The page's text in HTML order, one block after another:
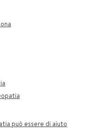
può essere di aiuto